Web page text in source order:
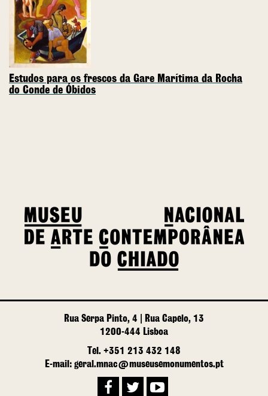
Estudos para os frescos da Gare Marítima da Rocha
do Conde de Óbidos
Rua Serpa Pinto, 4 | Rua Capelo, 13
1200-444 Lisboa
Tel. +351 213 432 148
E-mail: geral.mnac@museusemonumentos.pt